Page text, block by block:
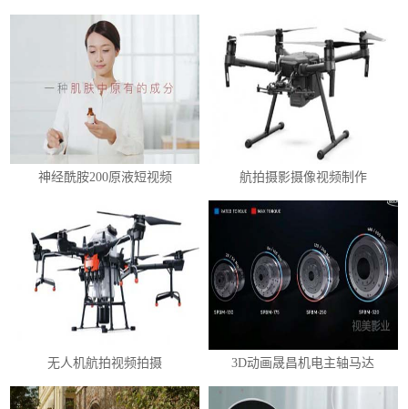
神经酰胺200原液短视频 航拍摄影摄像视频制作
无人机航拍视频拍摄 3D动画晟昌机电主轴马达